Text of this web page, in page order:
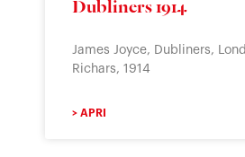
Dubliners 1914
James Joyce, Dubliners,
Richars, 1914
> APRI